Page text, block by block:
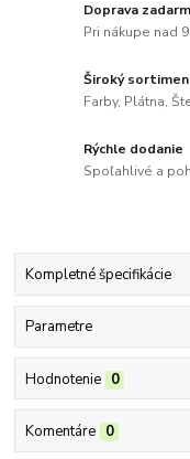
Doprava
Pri nákupe nad
Široký
Farby, Plátna,
Rýchle dodanie
Spoľahlivé a
Kompletné špecifikácie
Parametre
Hodnotenie 0
Komentáre 0